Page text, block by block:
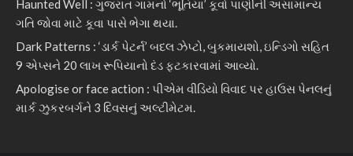
Haunted Well : ગુજરાત ગામનો ‘ભૂતિયા’ કૂવો પાણીની અસામાન્ય
ગતિ જોવા માટે કૂવા પાસે ભેગા થયા.
Dark Patterns : ‘ડાર્ક પેટર્ન’ બદલ ઝેપ્ટો, બુકમાયશો, ઇન્ડિગો સહિત
9 એપ્સને 20 લાખ રૂપિયાનો દંડ ફટકારવામાં આવ્યો.
Apologise or face action : પીએમ વીડિયો વિવાદ પર હાઉસ પેનલનું
માર્ક ઝુકરબર્ગને 3 દિવસનું અલ્ટીમેટમ.